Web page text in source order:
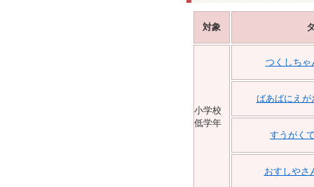
対象
小学校
低学年
つくしちゃ
ばあばにえが
すうがく
おすしやさ